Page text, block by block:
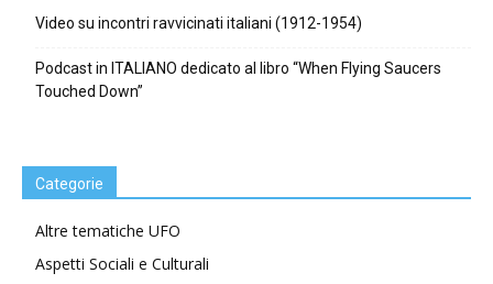
Video su incontri ravvicinati italiani (1912-1954)
Podcast in ITALIANO dedicato al libro “When Flying Saucers
Touched Down”
Categorie
Altre tematiche UFO
Aspetti Sociali e Culturali